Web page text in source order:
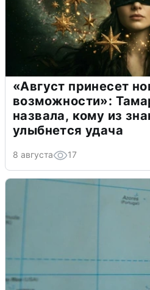
«Август принесет
возможности»:
назвала, кому из
улыбнется удача
8 августа 17